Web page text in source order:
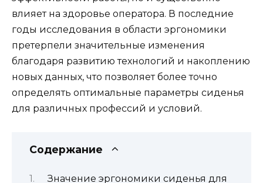
влияет на здоровье оператора. В последние
годы исследования в области эргономики
претерпели значительные изменения
благодаря развитию технологий и накоплению
новых данных, что позволяет более точно
определять оптимальные параметры сиденья
для различных профессий и условий.
Содержание
Значение эргономики сиденья для